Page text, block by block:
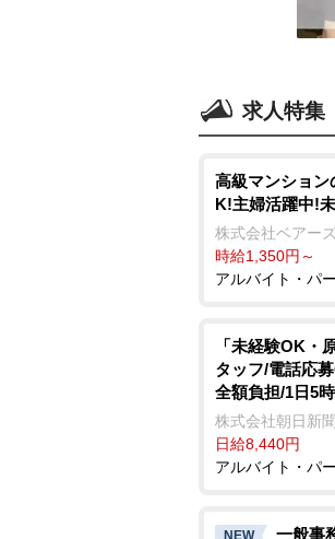
求人特集
高級マンション
K!主婦活躍中!
株式会社ベアー
時給1,350円～
アルバイト・パ
「未経験OK・
タッフ/電話応
全額負担/1日5
株式会社朝日新
日給8,440円
アルバイト・パ
NEW 一般事